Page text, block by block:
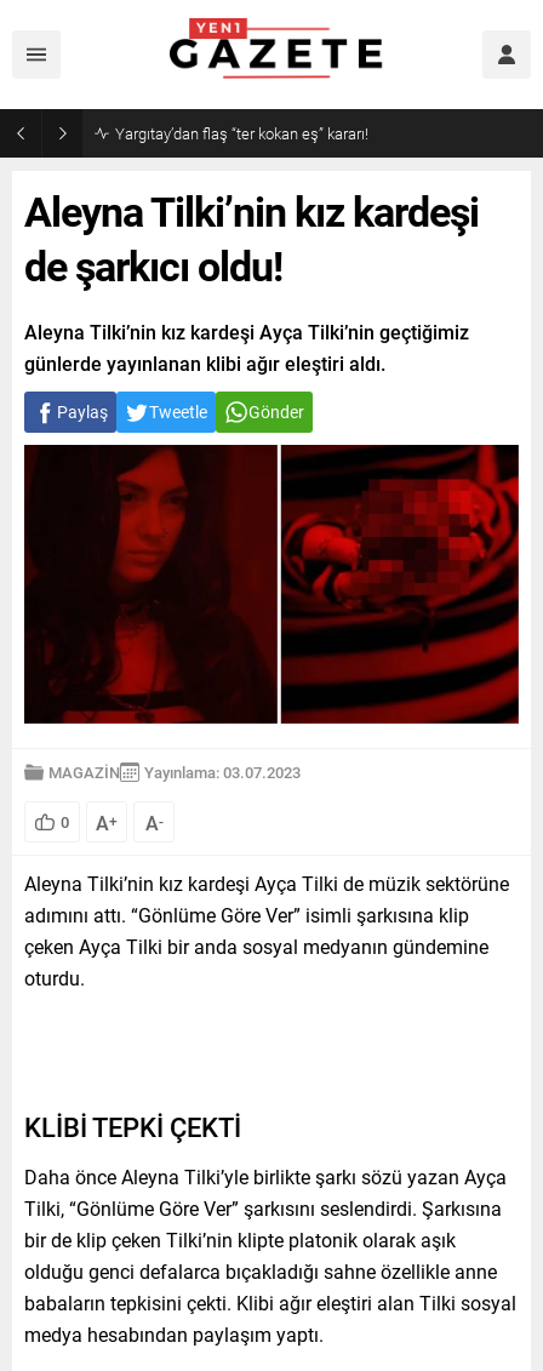
Narin cinayetinde amcadan olay mektup!
Aleyna Tilki’nin kız kardeşi
de şarkıcı oldu!
Aleyna Tilki’nin kız kardeşi Ayça Tilki’nin geçtiğimiz
günlerde yayınlanan klibi ağır eleştiri aldı.
Paylaş Tweetle Gönder
MAGAZİN Yayınlama: 03.07.2023
0 A+ A-
Aleyna Tilki’nin kız kardeşi Ayça Tilki de müzik sektörüne
adımını attı. “Gönlüme Göre Ver” isimli şarkısına klip
çeken Ayça Tilki bir anda sosyal medyanın gündemine
oturdu.
KLİBİ TEPKİ ÇEKTİ
Daha önce Aleyna Tilki’yle birlikte şarkı sözü yazan Ayça
Tilki, “Gönlüme Göre Ver” şarkısını seslendirdi. Şarkısına
bir de klip çeken Tilki’nin klipte platonik olarak aşık
olduğu genci defalarca bıçakladığı sahne özellikle anne
babaların tepkisini çekti. Klibi ağır eleştiri alan Tilki sosyal
medya hesabından paylaşım yaptı.